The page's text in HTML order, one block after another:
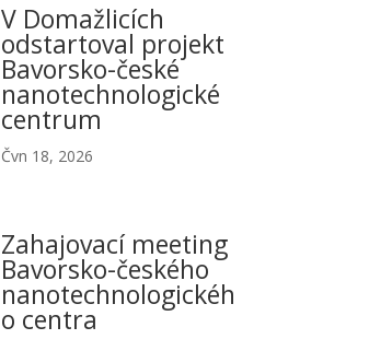
V Domažlicích
odstartoval projekt
Bavorsko-české
nanotechnologické
centrum
Čvn 18, 2026
Zahajovací meeting
Bavorsko-českého
nanotechnologickéh
o centra